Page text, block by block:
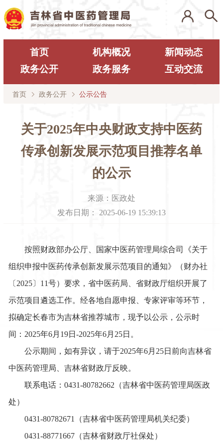
首页 机构概况
新闻动态
政务公开
政务服务 互动交流
首页 政务公开 公示公告
关于2025年中央财政支持中医药
传承创新发展示范项目推​荐名单
的公示
来源： 医政处
发布日期： 2025-06-19 15:39:13
按照财政部办公厅、 国家中医药管理局综合司
《关于
组织申报中医药传承创新发展示范项目的通知》（财办社
〔2025〕11号）要求，省中医药局 、省财政厅组织开展了
示范项目遴选工作。经各地自愿申报、专家评审等环节，
拟确定长春市为吉林省推荐城市，现予以公示，公示时
间：2025年6月 19日-2025年6月 25日。
公示期间，如有异议，请于2025年6月 25日前向吉林省
中医药管理局 、吉林省财政厅反映。
联系电话：0431-80782662 （吉林省中医药管理局医政
处）
0431-80782671 （吉林省中医药管理局机关纪委）
0431-88771667（吉林省财政厅社保处）